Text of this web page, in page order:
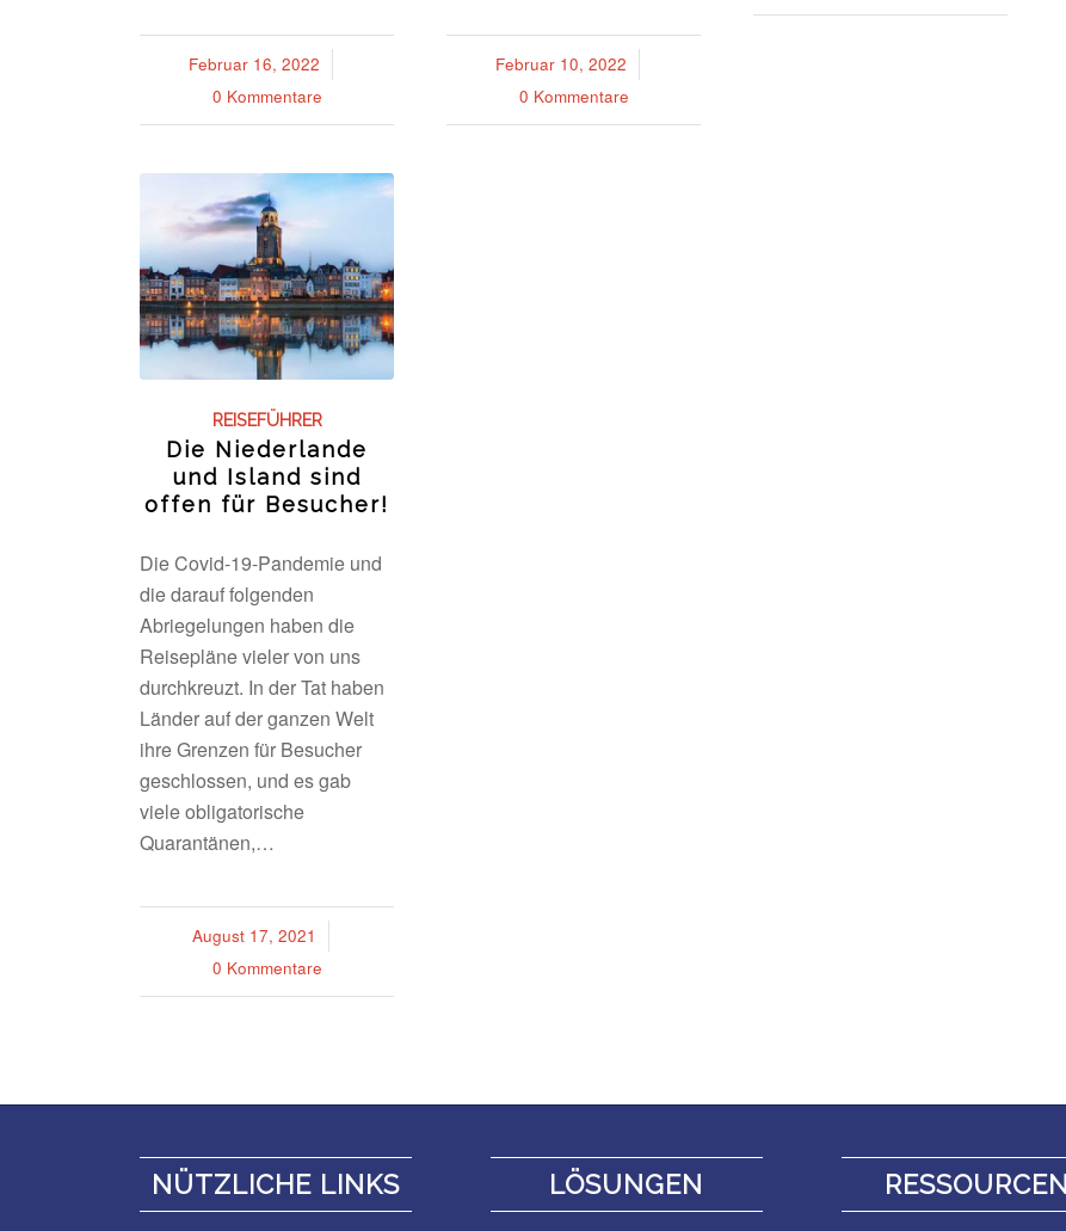
Februar 16, 2022
/
0 Kommentare
Februar 10, 2022
/
0 Kommentare
REISEFÜHRER
Die Niederlande
und Island sind
offen für Besucher!
Die Covid-19-Pandemie und
die darauf folgenden
Abriegelungen haben die
Reisepläne vieler von uns
durchkreuzt. In der Tat haben
Länder auf der ganzen Welt
ihre Grenzen für Besucher
geschlossen, und es gab
viele obligatorische
Quarantänen,…
August 17, 2021
/
0 Kommentare
NÜTZLICHE LINKS LÖSUNGEN RESSOURCEN